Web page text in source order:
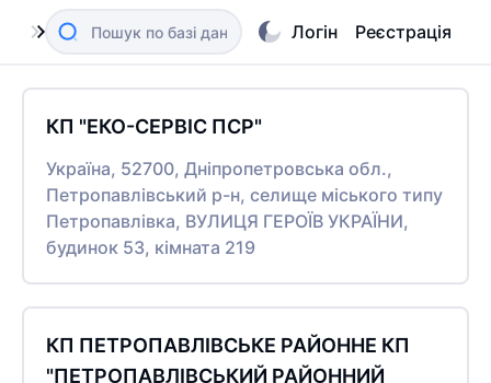
Логін Реєстрація
КП "ЕКО-СЕРВІС ПСР"
Україна, 52700, Дніпропетровська обл.,
Петропавлівський р-н, селище міського типу
Петропавлівка, ВУЛИЦЯ ГЕРОЇВ УКРАЇНИ,
будинок 53, кімната 219
КП ПЕТРОПАВЛІВСЬКЕ РАЙОННЕ КП
"ПЕТРОПАВЛІВСЬКИЙ РАЙОННИЙ